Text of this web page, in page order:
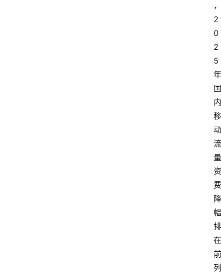
，
2
0
2
5
年
国
内
移
动
流
量
资
费
降
幅
排
在
前
列